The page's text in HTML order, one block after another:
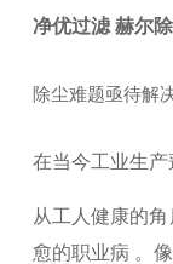
净优过滤 赫尔
除尘难题亟待解
在当今工业生
从工人健康的
愈的职业病 。